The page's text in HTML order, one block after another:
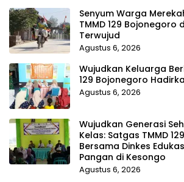
Senyum Warga
TMMD 129 Bojonegoro
Terwujud
Agustus 6, 2026
Wujudkan Keluarga
129 Bojonegoro
Agustus 6, 2026
Wujudkan Generasi
Kelas: Satgas TMMD
Bersama Dinkes
Pangan di Kesongo
Agustus 6, 2026